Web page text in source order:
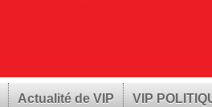
Actualité de VIP VIP